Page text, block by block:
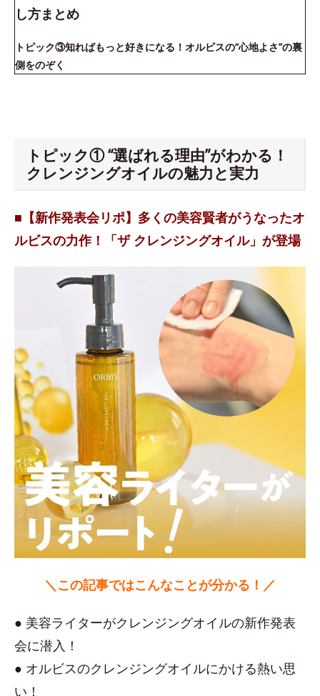
し方まとめ
トピック③知ればもっと好きになる！オルビスの“心地よさ”の裏
側をのぞく
トピック① “選ばれる理由”がわかる！
クレンジングオイルの魅力と実力
■【新作発表会リポ】多くの美容賢者がうなったオ
ルビスの力作！「ザ クレンジングオイル」が登場
＼この記事ではこんなことが分かる！／
● 美容ライターがクレンジングオイルの新作発表
会に潜入！
● オルビスのクレンジングオイルにかける熱い思
い！